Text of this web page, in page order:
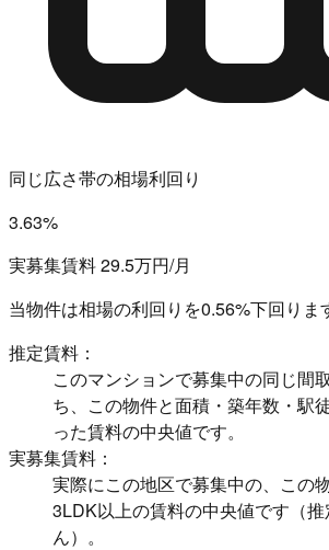
同じ広さ帯の相場利回り
3.63%
実募集賃料 29.5万円/月
当物件は相場の利回りを0.56%下回りま
推定賃料：
このマンションで募集中の同じ間
ち、この物件と面積・築年数・駅
った賃料の中央値です。
実募集賃料：
実際にこの地区で募集中の、この
3LDK以上の賃料の中央値です（
ん）。